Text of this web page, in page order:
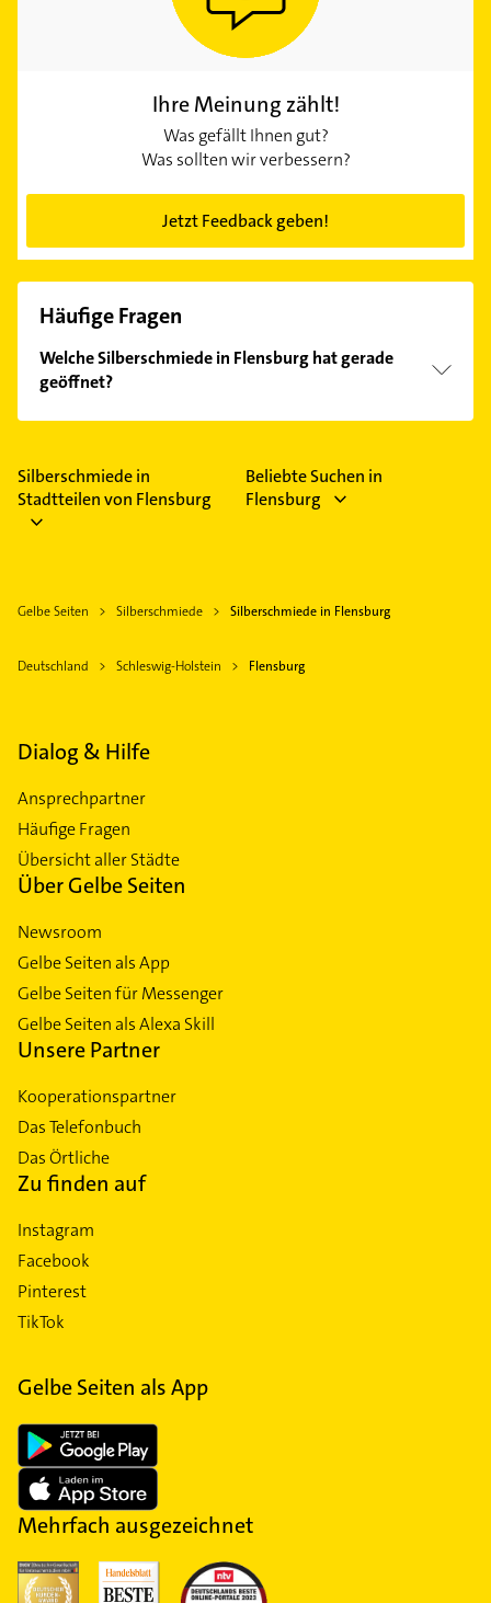
Ihre Meinung zählt!
Was gefällt Ihnen gut?
Was sollten wir verbessern?
Jetzt Feedback geben!
Häufige Fragen
Welche Silberschmiede in Flensburg hat gerade
geöffnet?
Im Anbieter-Bereich finden Sie alleÖffnungszeiten.
Feiertagen abweichen können.
Silberschmiede in
Stadtteilen von Flensburg
Beliebte Suchen in
Flensburg
Gelbe Seiten Silberschmiede Silberschmiede in Flensburg
Deutschland Schleswig-Holstein Flensburg
Dialog & Hilfe
Ansprechpartner
Häufige Fragen
Übersicht aller Städte
Über Gelbe Seiten
Newsroom
Gelbe Seiten als App
Gelbe Seiten für Messenger
Gelbe Seiten als Alexa Skill
Unsere Partner
Kooperationspartner
Das Telefonbuch
Das Örtliche
Zu finden auf
Instagram
Facebook
Pinterest
TikTok
Gelbe Seiten als App
Mehrfach ausgezeichnet